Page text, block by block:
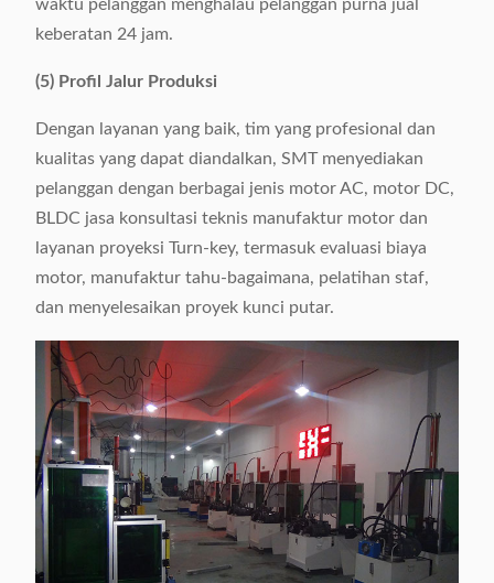
waktu pelanggan menghalau pelanggan purna jual
keberatan 24 jam.
(5) Profil Jalur Produksi
Dengan layanan yang baik, tim yang profesional dan
kualitas yang dapat diandalkan, SMT menyediakan
pelanggan dengan berbagai jenis motor AC, motor DC,
BLDC jasa konsultasi teknis manufaktur motor dan
layanan proyeksi Turn-key, termasuk evaluasi biaya
motor, manufaktur tahu-bagaimana, pelatihan staf,
dan menyelesaikan proyek kunci putar.